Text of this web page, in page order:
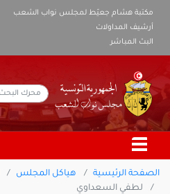
مكتبة هشام جعيّط لمجلس نواب الشعب
أرشيف المداولات
البث المباشر
الصفحة الرئيسية هياكل المجلس
لطفي السعداوي